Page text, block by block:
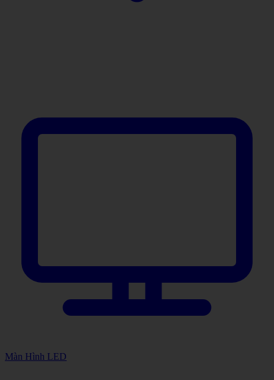
Màn Hình LED